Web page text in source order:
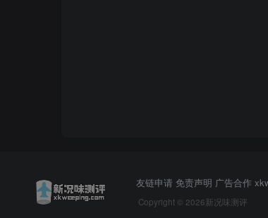
友链申请 免责声明 广告合作
Copyright © 2026新况味测评